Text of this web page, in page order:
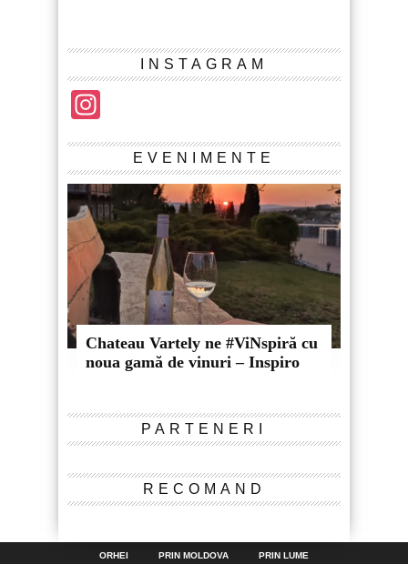
INSTAGRAM
EVENIMENTE
Chateau Vartely ne #ViNspiră cu
noua gamă de vinuri – Inspiro
PARTENERI
RECOMAND
ORHEI PRIN MOLDOVA PRIN LUME